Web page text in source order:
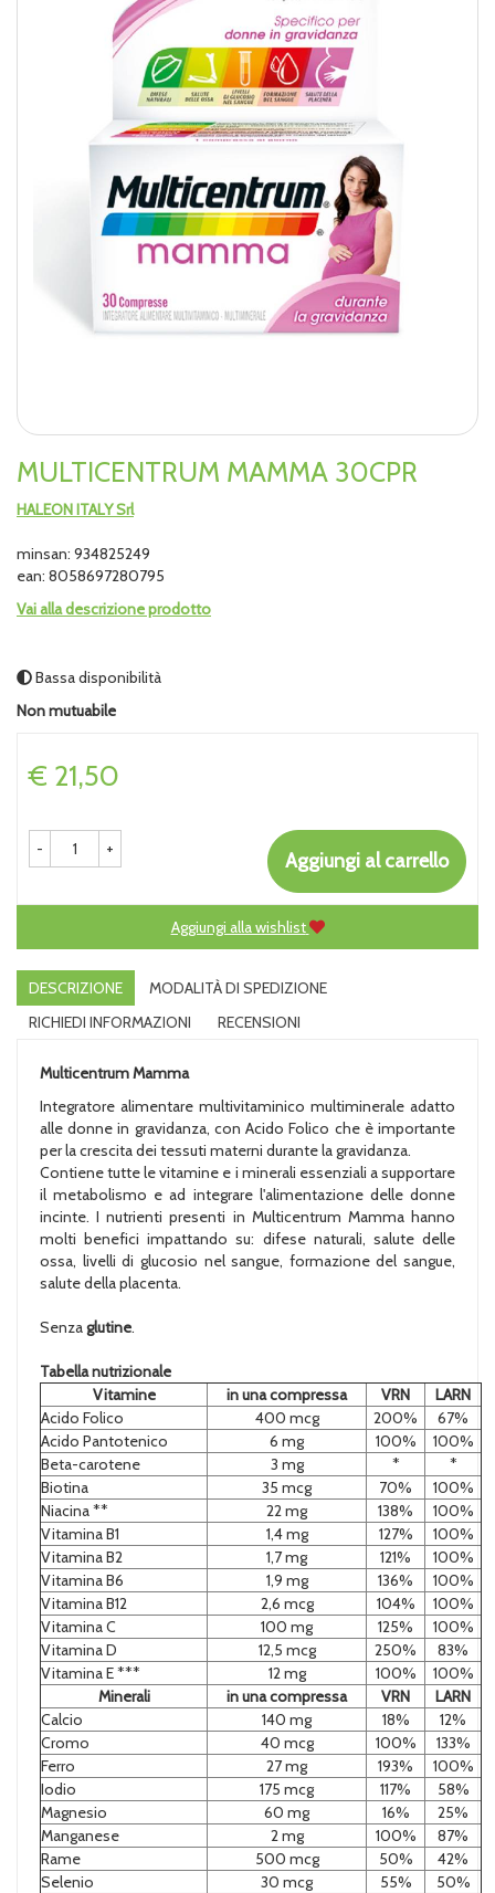
MULTICENTRUM MAMMA 30CPR
HALEON ITALY Srl
minsan: 934825249
ean: 8058697280795
Vai alla descrizione prodotto
Bassa disponibilità
Non mutuabile
Prezzo
€ 21,50
- + Aggiungi al carrello
Aggiungi alla wishlist
DESCRIZIONE
MODALITÀ DI SPEDIZIONE
RICHIEDI INFORMAZIONI
RECENSIONI
Multicentrum Mamma
Integratore alimentare multivitaminico multiminerale adatto
alle donne in gravidanza, con Acido Folico che è importante
per la crescita dei tessuti materni durante la gravidanza.
Contiene tutte le vitamine e i minerali essenziali a supportare
il metabolismo e ad integrare l'alimentazione delle donne
incinte. I nutrienti presenti in Multicentrum Mamma hanno
molti benefici impattando su: difese naturali, salute delle
ossa, livelli di glucosio nel sangue, formazione del sangue,
salute della placenta.
Senzaglutine.
Tabella nutrizionale
Vitamine
in una compressa VRN
LARN
Acido Folico
400 mcg 200%
67%
Acido Pantotenico
6 mg 100%
100%
Beta-carotene
3 mg *
*
Biotina
35 mcg 70%
100%
Niacina **
22 mg 138%
100%
Vitamina B1
1,4 mg 127%
100%
Vitamina B2
1,7 mg 121%
100%
Vitamina B6
1,9 mg 136%
100%
Vitamina B12
2,6 mcg 104%
100%
Vitamina C
100 mg 125%
100%
Vitamina D
12,5 mcg 250%
83%
Vitamina E ***
12 mg 100%
100%
Minerali
in una compressa VRN
LARN
Calcio
140 mg 18%
12%
Cromo
40 mcg 100%
133%
Ferro
27 mg 193%
100%
Iodio
175 mcg 117%
58%
Magnesio
60 mg 16%
25%
Manganese
2 mg 100%
87%
Rame
500 mcg 50%
42%
Selenio
30 mcg 55%
50%